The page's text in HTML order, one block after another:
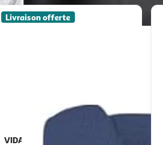
Livraison offerte
VIDAXL